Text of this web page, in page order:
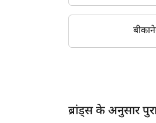
चुरू
प्रतापगढ़
राजसमंद
2014
ब्रांड्स के अनुसार